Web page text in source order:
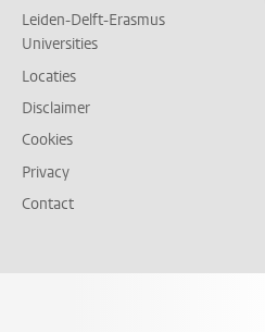
Leiden-Delft-Erasmus
Universities
Locaties
Disclaimer
Cookies
Privacy
Contact